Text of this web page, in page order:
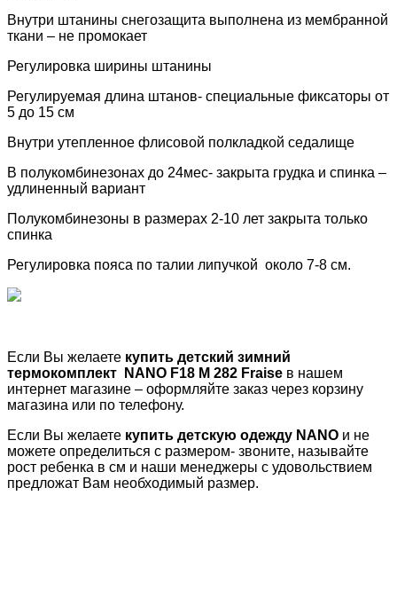
Внутри штанины снегозащита выполнена из мембранной
ткани – не промокает
Регулировка ширины штанины
Регулируемая длина штанов- специальные фиксаторы от
5 до 15 см
Внутри утепленное флисовой полкладкой седалище
В полукомбинезонах до 24мес- закрыта грудка и спинка –
удлиненный вариант
Полукомбинезоны в размерах 2-10 лет закрыта только
спинка
Регулировка пояса по талии липучкой около 7-8 см.
Если Вы желаете купить детский зимний
термокомплект
NANO F18 M 282 Fraise в нашем
интернет магазине – оформляйте заказ через корзину
магазина или по телефону.
Если Вы желаете купить детскую одежду NANO и не
можете определиться с размером- звоните, называйте
рост ребенка в см и наши менеджеры с удовольствием
предложат Вам необходимый размер.